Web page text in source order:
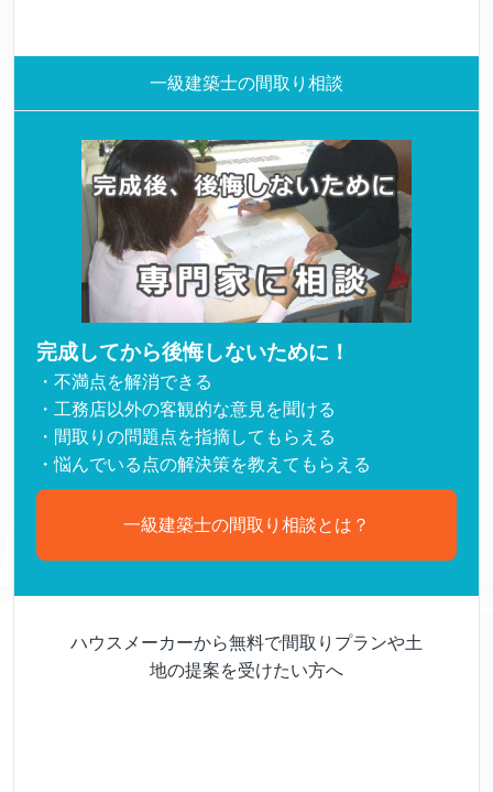
一級建築士の間取り相談
完成してから後悔しないために！
・不満点を解消できる
・工務店以外の客観的な意見を聞ける
・間取りの問題点を指摘してもらえる
・悩んでいる点の解決策を教えてもらえる
一級建築士の間取り相談とは？
ハウスメーカーから無料で間取りプランや土
地の提案を受けたい方へ